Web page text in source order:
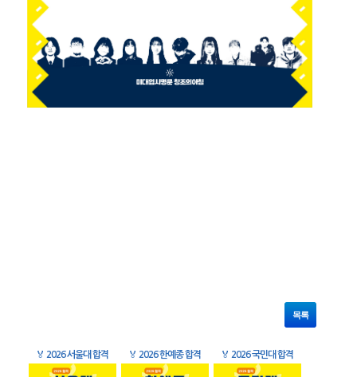
목록
🏅 2026 서울대 합격 🏅 2026 한예종 합격 🏅 2026 국민대 합격